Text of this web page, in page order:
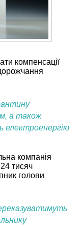
компенсації
а також
електроенергію
компанія
тисяч
голови